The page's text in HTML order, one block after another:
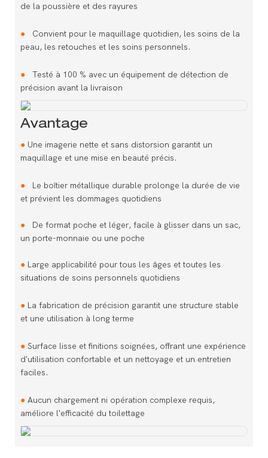
de la poussière et des rayures
●
Convient pour le maquillage quotidien, les soins de la
peau, les retouches et les soins personnels.
●
Testé à 100 % avec un équipement de détection de
précision avant la livraison
Avantage
● Une imagerie nette et sans distorsion garantit un
maquillage et une mise en beauté précis.
●
Le boîtier métallique durable prolonge la durée de vie
et prévient les dommages quotidiens
●
De format poche et léger, facile à glisser dans un sac,
un porte-monnaie ou une poche
● Large applicabilité pour tous les âges et toutes les
situations de soins personnels quotidiens
● La fabrication de précision garantit une structure stable
et une utilisation à long terme
● Surface lisse et finitions soignées, offrant une expérience
d'utilisation confortable et un nettoyage et un entretien
faciles.
● Aucun chargement ni opération complexe requis,
améliore l'efficacité du toilettage